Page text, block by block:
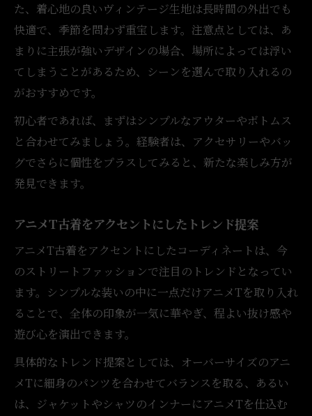
た、着心地の良いヴィンテージ生地は長時間の外出でも
快適で、季節を問わず重宝します。注意点としては、あ
まりに主張が強いデザインの場合、場所によっては浮い
てしまうことがあるため、シーンを選んで取り入れるの
がおすすめです。
初心者であれば、まずはシンプルなアウターやボトムス
と合わせてみましょう。経験者は、アクセサリーやバッ
グでさらに個性をプラスしてみると、新たな楽しみ方が
発見できます。
アニメT古着をアクセントにしたトレンド提案
アニメT古着をアクセントにしたコーディネートは、今
のストリートファッションで注目のトレンドとなってい
ます。シンプルな装いの中に一点だけアニメTを取り入れ
ることで、全体の印象が一気に華やぎ、程よい抜け感や
遊び心を演出できます。
具体的なトレンド提案としては、オーバーサイズのアニ
メTに細身のパンツを合わせてバランスを取る、あるい
は、ジャケットやシャツのインナーにアニメTを仕込む